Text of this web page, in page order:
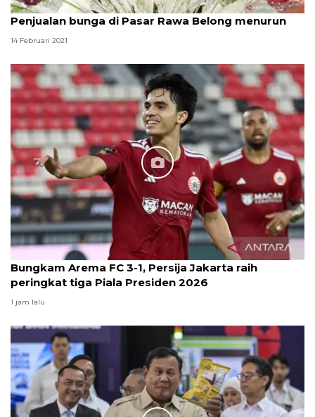
Penjualan bunga di Pasar Rawa Belong menurun
14 Februari 2021
Bungkam Arema FC 3-1, Persija Jakarta raih
peringkat tiga Piala Presiden 2026
1 jam lalu